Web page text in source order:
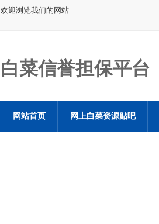
欢迎浏览我们的网站
白菜信誉担保平台
网站首页 网上白菜资源贴吧